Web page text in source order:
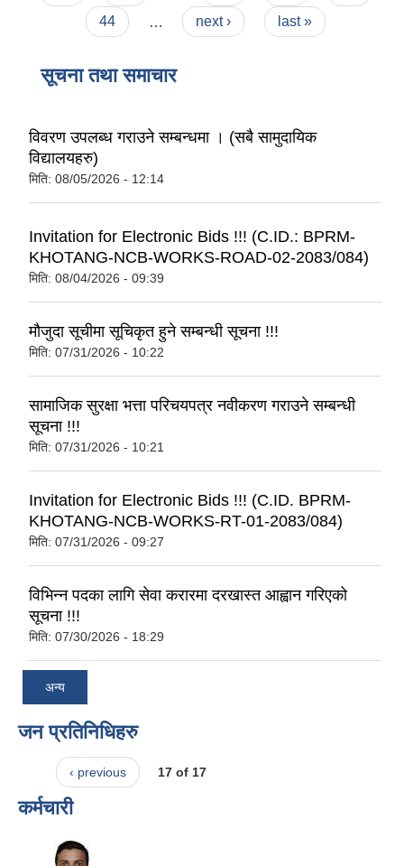
44
… next › last »
सूचना तथा समाचार
विवरण उपलब्ध गराउने सम्बन्धमा । (सबै सामुदायिक
विद्यालयहरु)
मिति: 08/05/2026 - 12:14
Invitation for Electronic Bids !!! (C.ID.: BPRM-
KHOTANG-NCB-WORKS-ROAD-02-2083/084)
मिति: 08/04/2026 - 09:39
मौजुदा सूचीमा सूचिकृत हुने सम्बन्धी सूचना !!!
मिति: 07/31/2026 - 10:22
सामाजिक सुरक्षा भत्ता परिचयपत्र नवीकरण गराउने सम्बन्धी
सूचना !!!
मिति: 07/31/2026 - 10:21
Invitation for Electronic Bids !!! (C.ID. BPRM-
KHOTANG-NCB-WORKS-RT-01-2083/084)
मिति: 07/31/2026 - 09:27
विभिन्न पदका लागि सेवा करारमा दरखास्त आह्वान गरिएको
सूचना !!!
मिति: 07/30/2026 - 18:29
अन्य
जन प्रतिनिधिहरु
‹ previous 17 of 17
कर्मचारी